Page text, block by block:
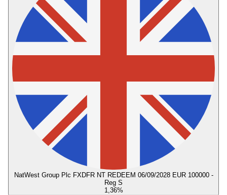
NatWest Group Plc FXDFR NT REDEEM 06/09/2028 EUR 100000 -
Reg S
1,36%